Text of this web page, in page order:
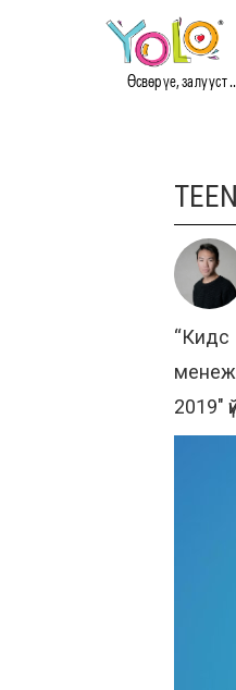
Өсвөр үе, залууст
2019"